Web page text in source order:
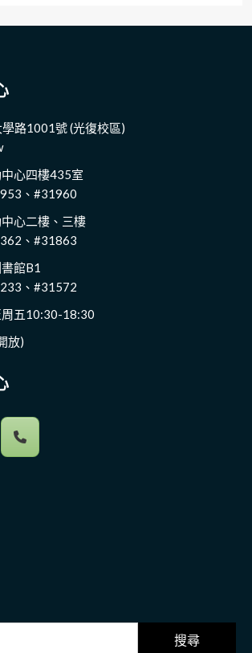
路1001號 (光復校區)
心四樓435室
、#31960
心二樓、三樓
、#31863
館B1
、#31572
周五10:30-18:30
放)